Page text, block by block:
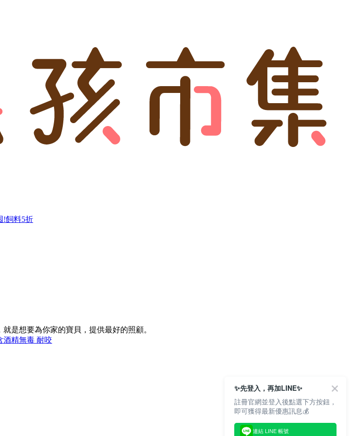
!飼料5折
是想要為你家的寶貝，提供最好的照顧。
酒精無毒 耐咬
✨先登入，再加LINE✨
註冊官網並登入後點選下方按鈕，
即可獲得最新優惠訊息💰
連結 LINE 帳號